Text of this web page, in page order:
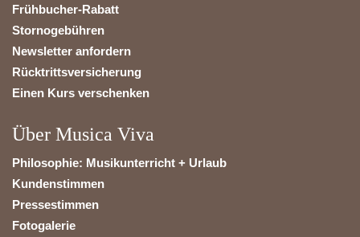
Frühbucher-Rabatt
Stornogebühren
Newsletter anfordern
Rücktrittsversicherung
Einen Kurs verschenken
Über Musica Viva
Philosophie: Musikunterricht + Urlaub
Kundenstimmen
Pressestimmen
Fotogalerie